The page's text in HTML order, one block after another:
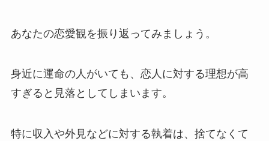
あなたの恋愛観を振り返ってみましょう。
身近に運命の人がいても、恋人に対する理想が高
すぎると見落としてしまいます。
特に収入や外見などに対する執着は、捨てなくて